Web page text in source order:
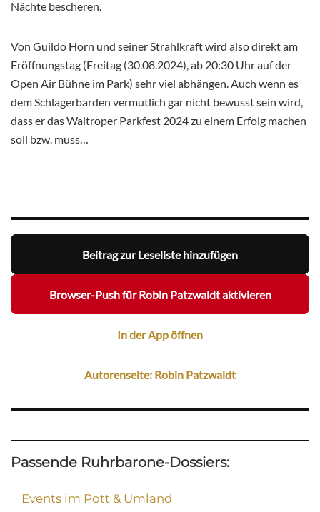
Nächte bescheren.
Von Guildo Horn und seiner Strahlkraft wird also direkt am
Eröffnungstag (Freitag (30.08.2024), ab 20:30 Uhr auf der
Open Air Bühne im Park) sehr viel abhängen. Auch wenn es
dem Schlagerbarden vermutlich gar nicht bewusst sein wird,
dass er das Waltroper Parkfest 2024 zu einem Erfolg machen
soll bzw. muss…
Beitrag zur Leseliste hinzufügen
Browser-Push für Robin Patzwaldt aktivieren
In der App öffnen
Autorenseite: Robin Patzwaldt
Passende Ruhrbarone-Dossiers:
Events im Pott & Umland